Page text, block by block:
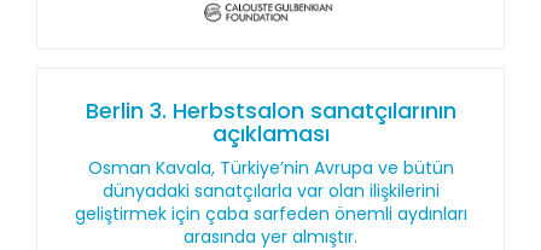
Berlin 3. Herbstsalon sanatçılarının
açıklaması
Osman Kavala, Türkiye’nin Avrupa ve bütün
dünyadaki sanatçılarla var olan ilişkilerini
geliştirmek için çaba sarfeden önemli aydınları
arasında yer almıştır.